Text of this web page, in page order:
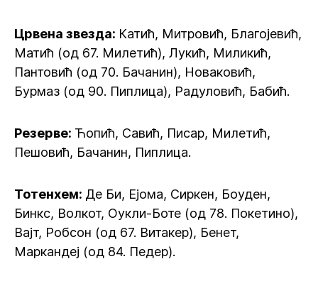
Црвена звезда: Катић, Митровић, Благојевић,
Матић (од 67. Милетић), Лукић, Миликић,
Пантовић (од 70. Бачанин), Новаковић,
Бурмаз (од 90. Пиплица), Радуловић, Бабић.
Резерве: Ћопић, Савић, Писар, Милетић,
Пешовић, Бачанин, Пиплица.
Тотенхем: Де Би, Ејома, Сиркен, Боуден,
Бинкс, Волкот, Оукли-Боте (од 78. Покетино),
Вајт, Робсон (од 67. Витакер), Бенет,
Маркандеј (од 84. Педер).